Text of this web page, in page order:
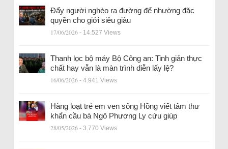
Đẩy người nghèo ra đường để nhường đặc
quyền cho giới siêu giàu
17/06/2026 - 14.527 Views
Thanh lọc bộ máy Bộ Công an: Tinh giản thực
chất hay vẫn là màn trình diễn lấy lệ?
16/06/2026 - 4.941 Views
Hàng loạt trẻ em ven sông Hồng viết tâm thư
khẩn cầu bà Ngô Phương Ly cứu giúp
28/05/2026 - 3.770 Views